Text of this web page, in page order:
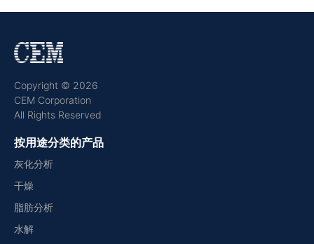
Copyright © 2026
CEM Corporation
All Rights Reserved
按用途分类的产品
灰化分析
干燥
脂肪分析
水解